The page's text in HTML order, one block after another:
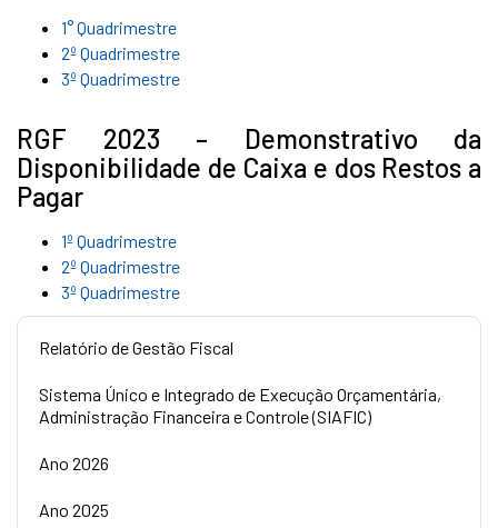
1° Quadrimestre
2º Quadrimestre
3º Quadrimestre
RGF 2023 – Demonstrativo da
Disponibilidade de Caixa e dos Restos a
Pagar
1º Quadrimestre
2º Quadrimestre
3º Quadrimestre
Relatório de Gestão Fiscal
Sistema Único e Integrado de Execução Orçamentária,
Administração Financeira e Controle (SIAFIC)
Ano 2026
Ano 2025